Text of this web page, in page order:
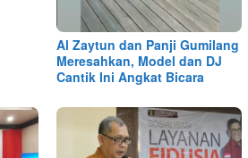
Al Zaytun dan Panji Gumilang
Meresahkan, Model dan DJ
Cantik Ini Angkat Bicara